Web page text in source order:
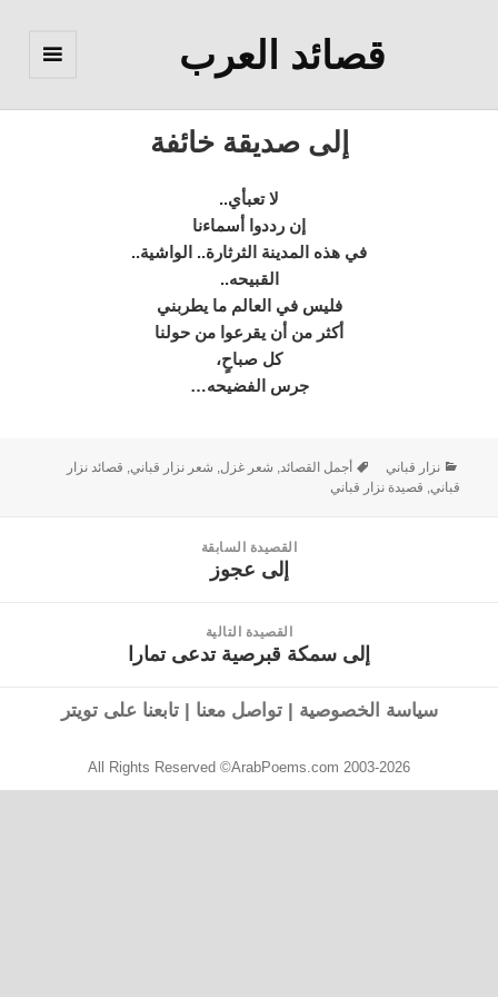
قصائد العرب
إلى صديقة خائفة
لا تعبأي..
إن رددوا أسماءنا
في هذه المدينة الثرثارة.. الواشية..
القبيحه..
فليس في العالم ما يطربني
أكثر من أن يقرعوا من حولنا
كل صباحٍ،
جرس الفضيحه…
نزار قباني أجمل القصائد, شعر غزل, شعر نزار قباني, قصائد نزار
قباني, قصيدة نزار قباني
القصيدة السابقة
إلى عجوز
القصيدة التالية
إلى سمكة قبرصية تدعى تمارا
سياسة الخصوصية |تواصل معنا |تابعنا على تويتر
All Rights Reserved ©ArabPoems.com 2003-2026